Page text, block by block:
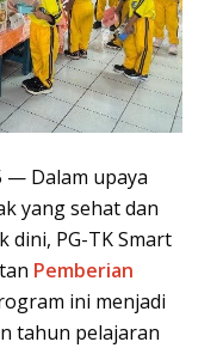
— Dalam upaya
yang sehat dan
dini, PG-TK Smart
Pemberian
ini menjadi
tahun pelajaran